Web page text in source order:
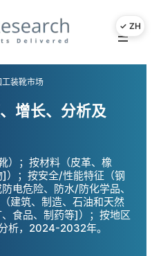
工装靴市场
增长、分析及
）；按材料（皮革、橡
）；按安全/性能特征（钢
电危险、防水/防化学品、
建筑、制造、石油和天然
食品、制药等]）；按地区
析，2024-2032年。